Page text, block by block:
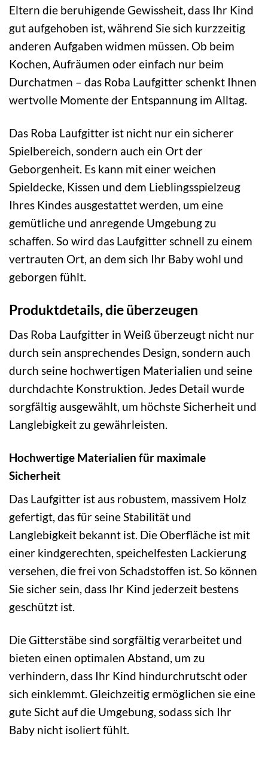
Eltern die beruhigende Gewissheit, dass Ihr Kind
gut aufgehoben ist, während Sie sich kurzzeitig
anderen Aufgaben widmen müssen. Ob beim
Kochen, Aufräumen oder einfach nur beim
Durchatmen – das Roba Laufgitter schenkt Ihnen
wertvolle Momente der Entspannung im Alltag.
Das Roba Laufgitter ist nicht nur ein sicherer
Spielbereich, sondern auch ein Ort der
Geborgenheit. Es kann mit einer weichen
Spieldecke, Kissen und dem Lieblingsspielzeug
Ihres Kindes ausgestattet werden, um eine
gemütliche und anregende Umgebung zu
schaffen. So wird das Laufgitter schnell zu einem
vertrauten Ort, an dem sich Ihr Baby wohl und
geborgen fühlt.
Produktdetails, die überzeugen
Das Roba Laufgitter in Weiß überzeugt nicht nur
durch sein ansprechendes Design, sondern auch
durch seine hochwertigen Materialien und seine
durchdachte Konstruktion. Jedes Detail wurde
sorgfältig ausgewählt, um höchste Sicherheit und
Langlebigkeit zu gewährleisten.
Hochwertige Materialien für maximale
Sicherheit
Das Laufgitter ist aus robustem, massivem Holz
gefertigt, das für seine Stabilität und
Langlebigkeit bekannt ist. Die Oberfläche ist mit
einer kindgerechten, speichelfesten Lackierung
versehen, die frei von Schadstoffen ist. So können
Sie sicher sein, dass Ihr Kind jederzeit bestens
geschützt ist.
Die Gitterstäbe sind sorgfältig verarbeitet und
bieten einen optimalen Abstand, um zu
verhindern, dass Ihr Kind hindurchrutscht oder
sich einklemmt. Gleichzeitig ermöglichen sie eine
gute Sicht auf die Umgebung, sodass sich Ihr
Baby nicht isoliert fühlt.